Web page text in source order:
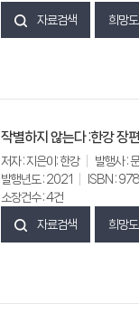
자료검색 희망
작별하지 않는다 :한강 장
저자 : 지은이: 한강
발행사 :
발행년도 : 2021
ISBN :
소장건수 : 4건
자료검색 희망